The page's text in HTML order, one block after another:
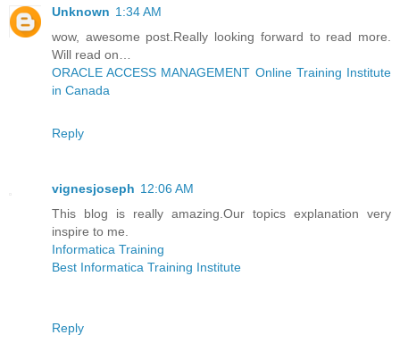
Unknown 1:34 AM
wow, awesome post.Really looking forward to read more.
Will read on…
ORACLE ACCESS MANAGEMENT Online Training Institute
in Canada
Reply
vignesjoseph 12:06 AM
This blog is really amazing.Our topics explanation very
inspire to me.
Informatica Training
Best Informatica Training Institute
Reply